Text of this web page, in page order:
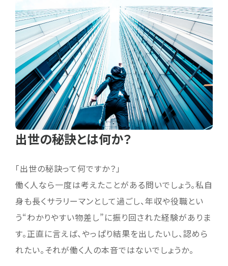
出世の秘訣とは何か？
「出世の秘訣って何ですか？」
働く人なら一度は考えたことがある問いでしょう。私自
身も長くサラリーマンとして過ごし、年収や役職とい
う“わかりやすい物差し”に振り回された経験がありま
す。正直に言えば、やっぱり結果を出したいし、認めら
れたい。それが働く人の本音ではないでしょうか。